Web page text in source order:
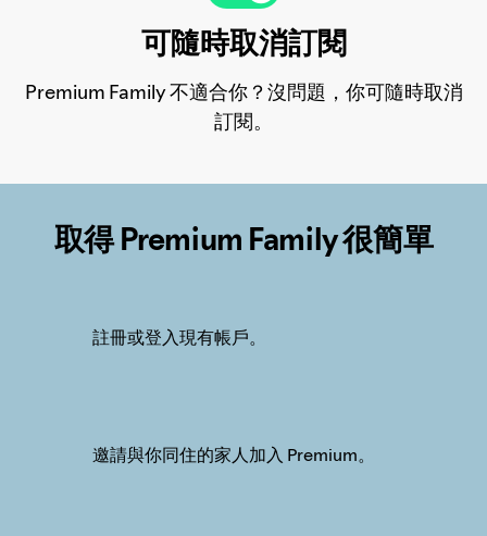
可隨時取消訂閱
Premium Family 不適合你？沒問題，你可隨時取消
訂閱。
取得 Premium Family 很簡單
註冊或登入現有帳戶。
邀請與你同住的家人加入 Premium。